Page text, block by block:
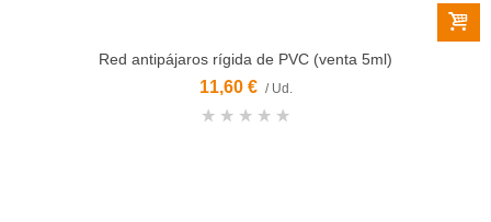
Red antipájaros rígida de PVC (venta 5ml)
11,60 € / Ud.